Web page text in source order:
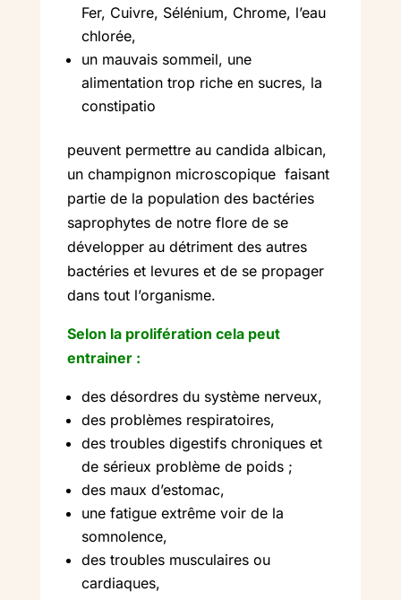
Fer, Cuivre, Sélénium, Chrome, l’eau
chlorée,
un mauvais sommeil, une
alimentation trop riche en sucres, la
constipatio
peuvent permettre au candida albican,
un champignon microscopique faisant
partie de la population des bactéries
saprophytes de notre flore de se
développer au détriment des autres
bactéries et levures et de se propager
dans tout l’organisme.
Selon la prolifération cela peut
entrainer :
des désordres du système nerveux,
des problèmes respiratoires,
des troubles digestifs chroniques et
de sérieux problème de poids ;
des maux d’estomac,
une fatigue extrême voir de la
somnolence,
des troubles musculaires ou
cardiaques,